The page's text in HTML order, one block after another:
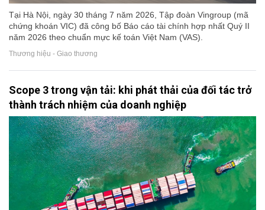
Tại Hà Nội, ngày 30 tháng 7 năm 2026, Tập đoàn Vingroup (mã
chứng khoán VIC) đã công bố Báo cáo tài chính hợp nhất Quý II
năm 2026 theo chuẩn mực kế toán Việt Nam (VAS).
Thương hiệu - Giao thương
Scope 3 trong vận tải: khi phát thải của đối tác trở
thành trách nhiệm của doanh nghiệp